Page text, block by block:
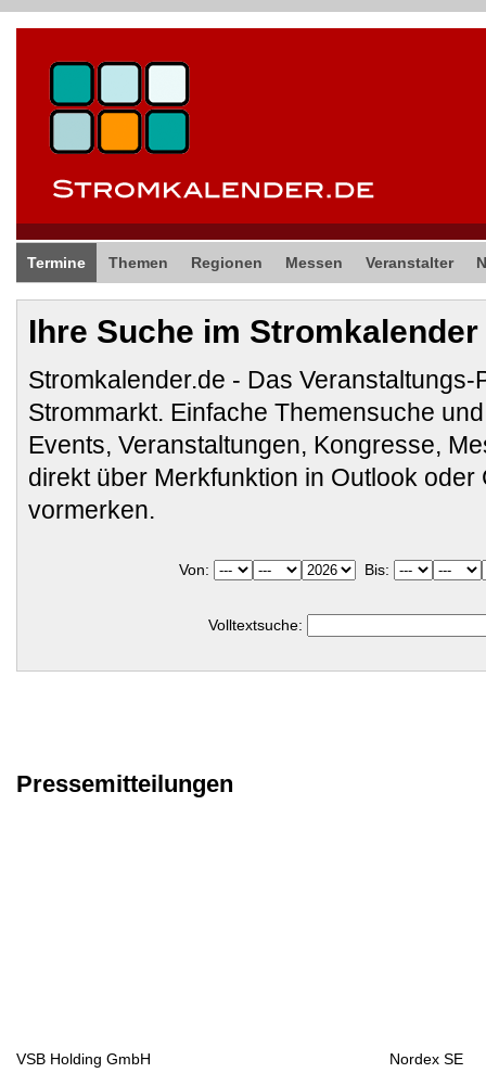
Termine Themen Regionen Messen Veranstalter
Ihre Suche im Stromkalender
Stromkalender.de - Das Veranstaltungs-
Strommarkt. Einfache Themensuche
Events, Veranstaltungen, Kongresse,
direkt über Merkfunktion in Outlook oder
vormerken.
Von: Bis:
Volltextsuche:
Pressemitteilungen
VSB Holding GmbH
Nordex SE